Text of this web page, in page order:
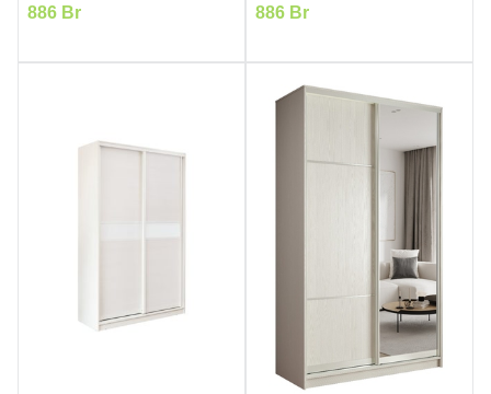
886 Br 886 Br